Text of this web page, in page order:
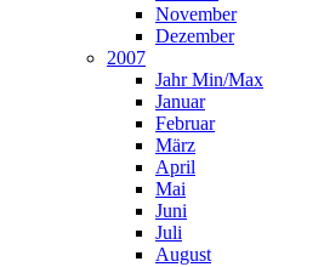
November
Dezember
2007
Jahr Min/Max
Januar
Februar
März
April
Mai
Juni
Juli
August